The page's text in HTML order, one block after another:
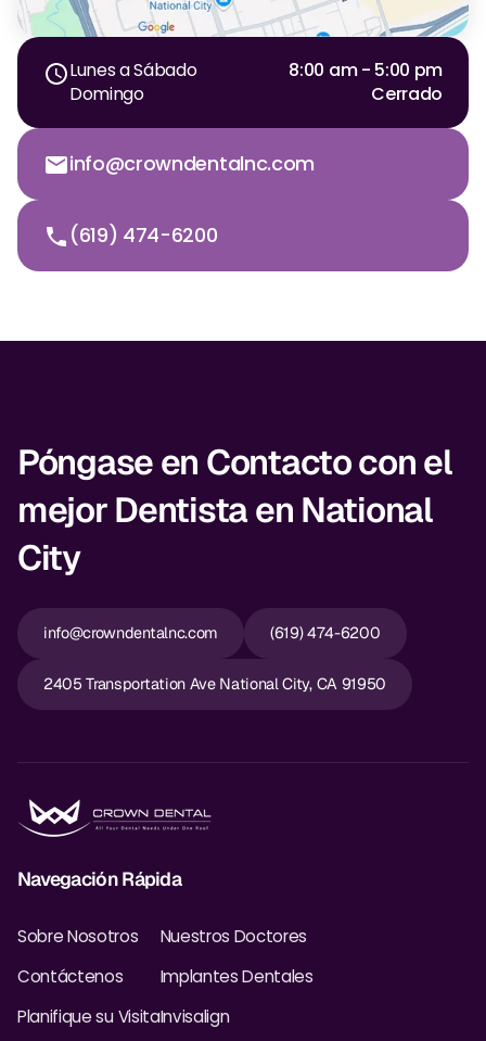
Lunes a Sábado
8:00 am - 5:00 pm
Domingo
Cerrado
info@crowndentalnc.com
(619) 474-6200
Póngase en Contacto con el
mejor Dentista en National
City
info@crowndentalnc.com (619) 474-6200
2405 Transportation Ave National City, CA 91950
Navegación Rápida
Sobre Nosotros
Contáctenos
Planifique su Visita
Nuestros Doctores
Implantes Dentales
Invisalign